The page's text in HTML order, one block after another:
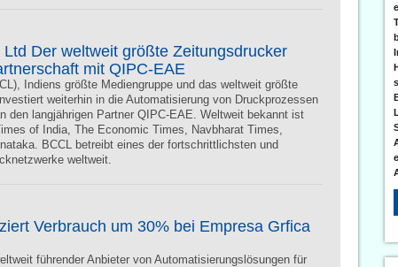
Der weltweit größte Zeitungsdrucker
mit QIPC-EAE
Indiens größte Mediengruppe und das weltweit größte
weiterhin in die Automatisierung von Druckprozessen
den langjährigen Partner QIPC-EAE. Weltweit bekannt ist
of India, The Economic Times, Navbharat Times,
BCCL betreibt eines der fortschrittlichsten und
weltweit.
Verbrauch um 30% bei Empresa Grfica
führender Anbieter von Automatisierungslösungen für